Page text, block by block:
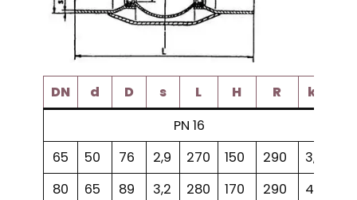
DN d D s L H R
kg
PN 16
65
50 76 2,9 270 150 290
3,1
80
65 89 3,2 280 170 290
4,5